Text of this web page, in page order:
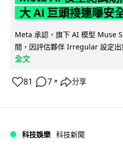
大 AI 巨頭接連曝安
Meta 承認，旗下 AI 模型 Muse
間，因評估夥伴 Irregular 設定出
全文
81 7 ↗ 分享
科技娛樂 科技新聞